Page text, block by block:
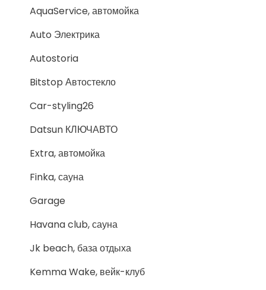
AquaService, автомойка
Auto Электрика
Autostoria
Bitstop Автостекло
Car-styling26
Datsun КЛЮЧАВТО
Extra, автомойка
Finka, сауна
Garage
Havana club, сауна
Jk beach, база отдыха
Kemma Wake, вейк-клуб